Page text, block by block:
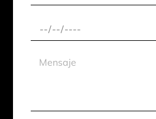
Fecha
aproximada
Mensaje